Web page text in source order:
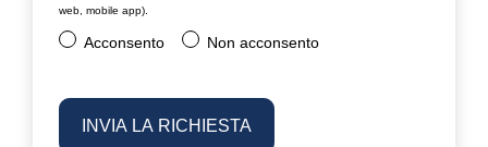
web, mobile app).
Acconsento Non acconsento